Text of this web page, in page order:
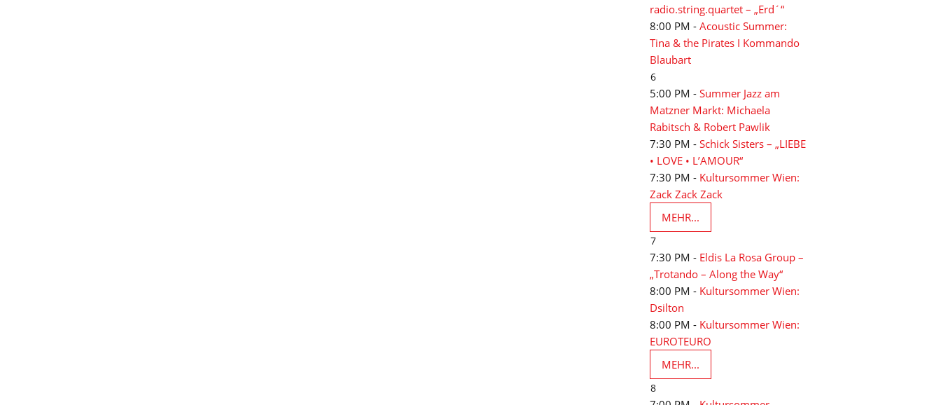
radio.string.quartet – „Erd´“
8:00 PM - Acoustic Summer:
Tina & the Pirates I Kommando
Blaubart
6
5:00 PM - Summer Jazz am
Matzner Markt: Michaela
Rabitsch & Robert Pawlik
7:30 PM - Schick Sisters – „LIEBE
• LOVE • L’AMOUR“
7:30 PM - Kultursommer Wien:
Zack Zack Zack
MEHR...
7
7:30 PM - Eldis La Rosa Group –
„Trotando – Along the Way“
8:00 PM - Kultursommer Wien:
Dsilton
8:00 PM - Kultursommer Wien:
EUROTEURO
MEHR...
8